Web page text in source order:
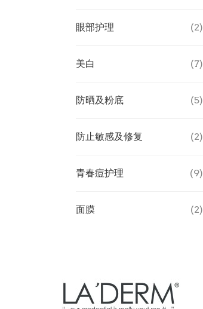
眼部护理 (2)
美白 (7)
防晒及粉底 (5)
防止敏感及修复 (2)
青春痘护理 (9)
面膜 (2)